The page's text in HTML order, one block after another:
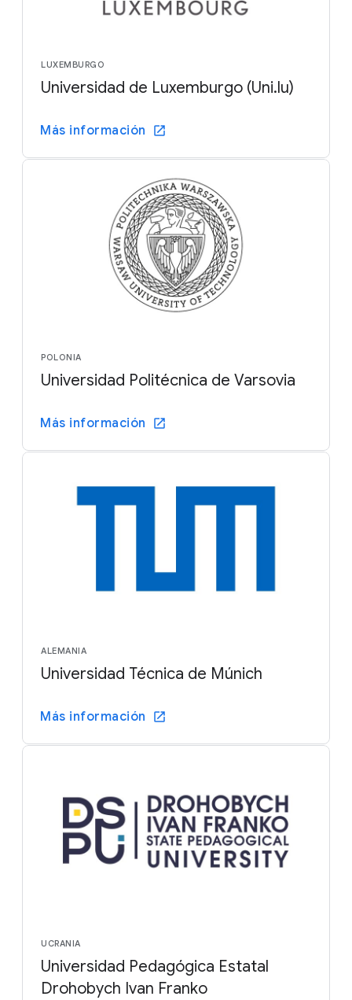
LUXEMBURGO
Universidad de Luxemburgo (Uni.lu)
Más información
POLONIA
Universidad Politécnica de Varsovia
Más información
ALEMANIA
Universidad Técnica de Múnich
Más información
UCRANIA
Universidad Pedagógica Estatal
Drohobych Ivan Franko